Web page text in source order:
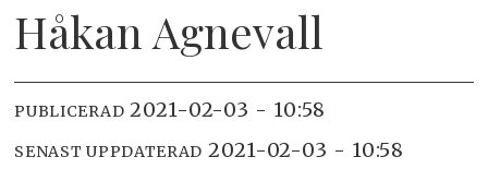
Håkan Agnevall
PUBLICERAD 2021-02-03 - 10:58
SENAST UPPDATERAD 2021-02-03 - 10:58